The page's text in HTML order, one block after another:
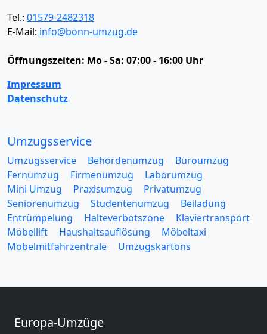
Tel.: 01579-2482318
E-Mail: info@bonn-umzug.de
Öffnungszeiten: Mo - Sa: 07:00 - 16:00 Uhr
Impressum
Datenschutz
Umzugsservice
Umzugsservice Behördenumzug
Büroumzug
Fernumzug
Firmenumzug
Laborumzug
Mini Umzug
Praxisumzug
Privatumzug
Seniorenumzug
Studentenumzug
Beiladung
Entrümpelung
Halteverbotszone
Klaviertransport
Möbellift
Haushaltsauflösung
Möbeltaxi
Möbelmitfahrzentrale
Umzugskartons
Europa-Umzüge